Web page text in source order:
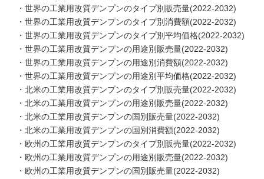
・世界の工業用改質デンプンのタイプ別販売量(2022-2032)
・世界の工業用改質デンプンのタイプ別消費額(2022-2032)
・世界の工業用改質デンプンのタイプ別平均価格(2022-2032)
・世界の工業用改質デンプンの用途別販売量(2022-2032)
・世界の工業用改質デンプンの用途別消費額(2022-2032)
・世界の工業用改質デンプンの用途別平均価格(2022-2032)
・北米の工業用改質デンプンのタイプ別販売量(2022-2032)
・北米の工業用改質デンプンの用途別販売量(2022-2032)
・北米の工業用改質デンプンの国別販売量(2022-2032)
・北米の工業用改質デンプンの国別消費額(2022-2032)
・欧州の工業用改質デンプンのタイプ別販売量(2022-2032)
・欧州の工業用改質デンプンの用途別販売量(2022-2032)
・欧州の工業用改質デンプンの国別販売量(2022-2032)